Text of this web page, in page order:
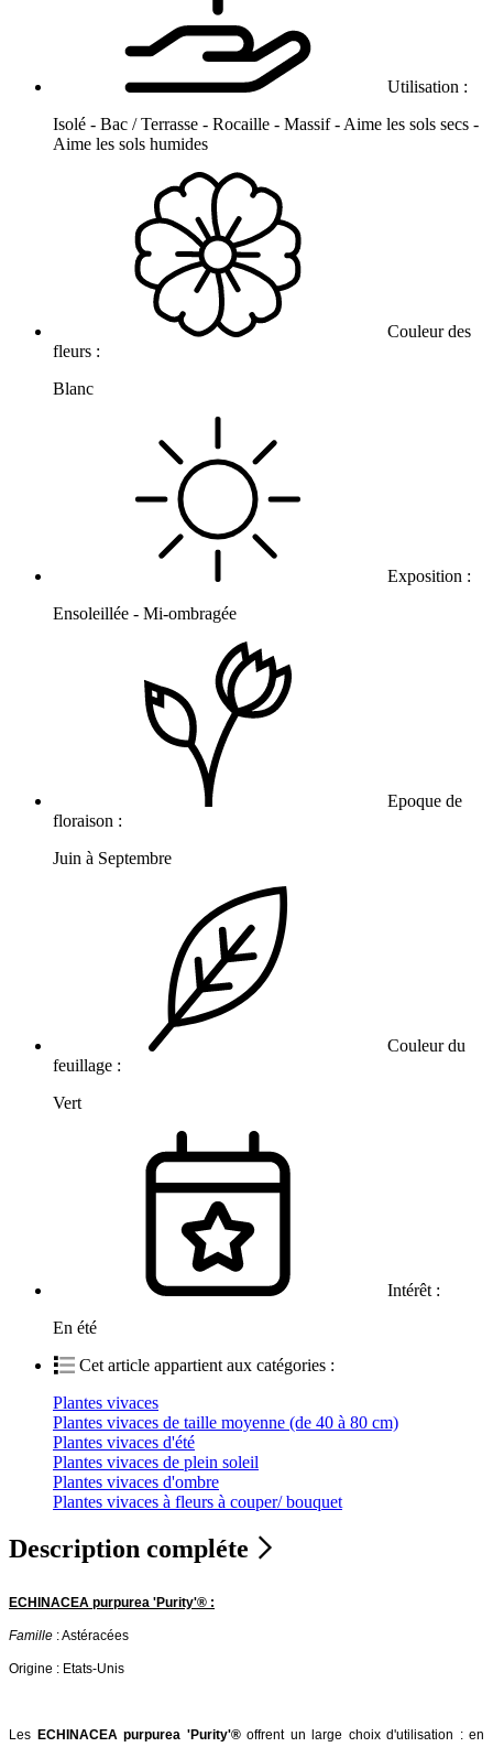
Utilisation :
Isolé - Bac / Terrasse - Rocaille - Massif - Aime les sols secs -
Aime les sols humides
Couleur des
fleurs :
Blanc
Exposition :
Ensoleillée - Mi-ombragée
Epoque de
floraison :
Juin à Septembre
Couleur du
feuillage :
Vert
Intérêt :
En été
Cet article appartient aux catégories :
Plantes vivaces
Plantes vivaces de taille moyenne (de 40 à 80 cm)
Plantes vivaces d'été
Plantes vivaces de plein soleil
Plantes vivaces d'ombre
Plantes vivaces à fleurs à couper/ bouquet
Description compléte
ECHINACEA purpurea 'Purity'® :
Famille : Astéracées
Origine : Etats-Unis
Les ECHINACEA purpurea 'Purity'®offrent un large choix d'utilisation : en